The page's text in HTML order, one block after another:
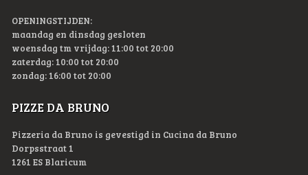
OPENINGSTIJDEN:
maandag en dinsdag gesloten
woensdag tm vrijdag: 11:00 tot 20:00
zaterdag: 10:00 tot 20:00
zondag: 16:00 tot 20:00
PIZZE DA BRUNO
Pizzeria da Bruno is gevestigd in Cucina da Bruno
Dorpsstraat 1
1261 ES Blaricum